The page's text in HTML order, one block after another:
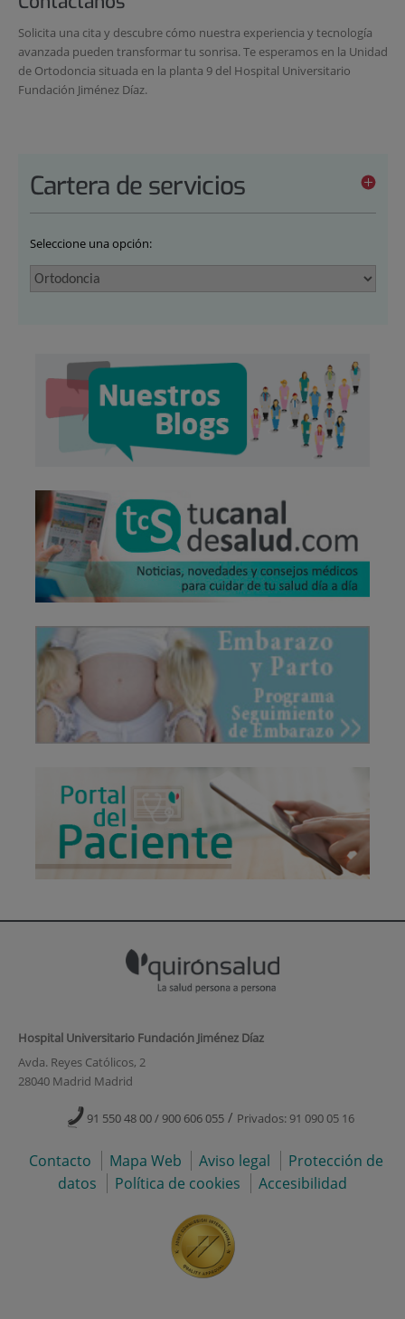
Solicita una cita y descubre cómo nuestra experiencia y tecnología
avanzada pueden transformar tu sonrisa. Te esperamos en la Unidad
de Ortodoncia situada en la planta 9 del Hospital Universitario
Fundación Jiménez Díaz.
Cartera de servicios
Seleccione una opción:
Hospital Universitario Fundación Jiménez Díaz
Avda. Reyes Católicos, 2
28040 Madrid Madrid
91 550 48 00 / 900 606 055 / Privados: 91 090 05 16
Contacto Mapa Web Aviso legal
Protección de
datos
Política de cookies Accesibilidad